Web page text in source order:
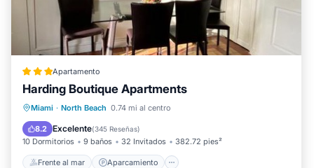
Apartamento
Harding Boutique Apartments
Miami · North Beach 0.74 mi al centro
8.2 Excelente(345 Reseñas)
10 Dormitorios 9 baños 32 Invitados 382.72 pies²
Frente al mar Aparcamiento
Frente al mar
Aparcamiento
Vista al mar